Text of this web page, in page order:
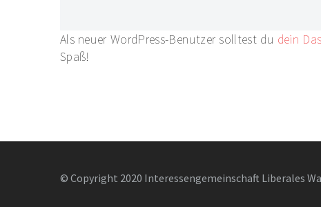
Als neuer WordPress-Benutzer solltest du dein
Spaß!
© Copyright 2020 Interessengemeinschaft Liberales